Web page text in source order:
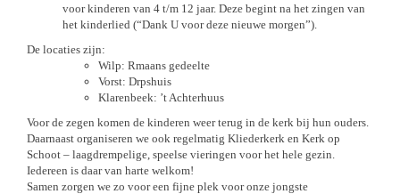
voor kinderen van 4 t/m 12 jaar. Deze begint na het zingen van
het kinderlied (“Dank U voor deze nieuwe morgen”).
De locaties zijn:
Wilp: Rmaans gedeelte
Vorst: Drpshuis
Klarenbeek: ’t Achterhuus
Voor de zegen komen de kinderen weer terug in de kerk bij hun ouders.
Daarnaast organiseren we ook regelmatig Kliederkerk en Kerk op
Schoot – laagdrempelige, speelse vieringen voor het hele gezin.
Iedereen is daar van harte welkom!
Samen zorgen we zo voor een fijne plek voor onze jongste